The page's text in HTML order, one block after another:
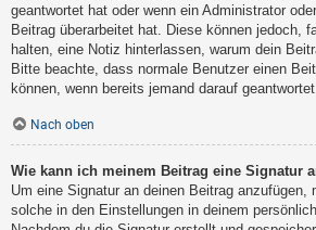
geantwortet hat oder wenn ein Administrator
Beitrag überarbeitet hat. Diese können jedoch,
halten, eine Notiz hinterlassen, warum dein
Bitte beachte, dass normale Benutzer einen
können, wenn bereits jemand darauf geantwortet
Nach oben
Wie kann ich meinem Beitrag eine Signatur
Um eine Signatur an deinen Beitrag
solche in den Einstellungen in deinem